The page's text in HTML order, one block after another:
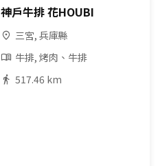
神戶牛排 花HOUBI
三宮, 兵庫縣
牛排, 烤肉、牛排
517.46 km